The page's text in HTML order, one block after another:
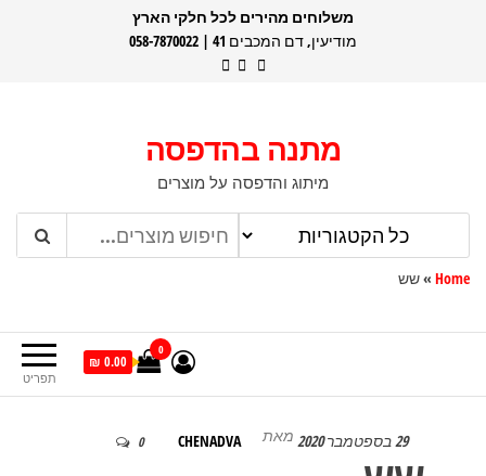
משלוחים מהירים לכל חלקי הארץ
מודיעין, דם המכבים 41 | 058-7870022
מתנה בהדפסה
מיתוג והדפסה על מוצרים
Home
»שש
תפריט
0
0.00 ₪
29 בספטמבר 2020 מאת CHENADVA
0